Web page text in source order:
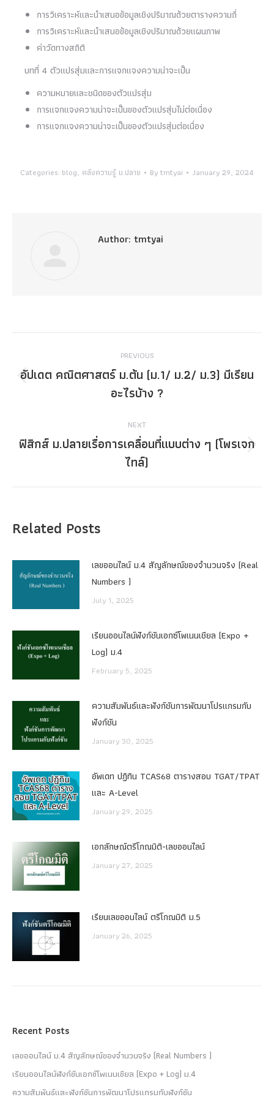
การวิเคราะห์และนำเสนอข้อมูลเชิงปริมาณด้วยตารางความถี่
การวิเคราะห์และนำเสนอข้อมูลเชิงปริมาณด้วยแผนภาพ
ค่าวัดทางสถิติ
บทที่ 4 ตัวแปรสุ่มและการแจกแจงความน่าจะเป็น
ความหมายและชนิดของตัวแปรสุ่ม
การแจกแจงความน่าจะเป็นของตัวแปรสุ่มไม่ต่อเนื่อง
การแจกแจงความน่าจะเป็นของตัวแปรสุ่มต่อเนื่อง
Categories: blog, คลังความรู้ ม.ปลาย Bytmtyai January 29, 2024
Author: tmtyai
navigation
PREVIOUS
Previous
post:
อัปเดต คณิตศาสตร์ ม.ต้น (ม.1/ ม.2/ ม.3) มีเรียน
อะไรบ้าง ?
NEXT
Next
post:
ฟิสิกส์ ม.ปลายเรื่อการเคลื่อนที่แบบต่าง ๆ (โพรเจก
ไทล์)
Related Posts
เลขออนไลน์ ม.4 สัญลักษณ์ของจำนวนจริง (Real
Numbers )
July 1, 2025
เรียนออนไลน์ฟังก์ชันเอกซ์โพเนนเชียล (Expo +
Log) ม.4
February 5, 2025
ความสัมพันธ์และฟังก์ชันการพัฒนาโปรแกรมกับ
ฟังก์ชัน
January 30, 2025
อัพเดท ปฏิทิน TCAS68 ตารางสอบ TGAT/TPAT
และ A-Level
January 29, 2025
เอกลักษณ์ตรีโกณมิติ-เลขออนไลน์
January 27, 2025
เรียนเลขออนไลน์ ตรีโกณมิติ ม.5
January 26, 2025
Recent Posts
เลขออนไลน์ ม.4 สัญลักษณ์ของจำนวนจริง (Real Numbers )
เรียนออนไลน์ฟังก์ชันเอกซ์โพเนนเชียล (Expo + Log) ม.4
ความสัมพันธ์และฟังก์ชันการพัฒนาโปรแกรมกับฟังก์ชัน